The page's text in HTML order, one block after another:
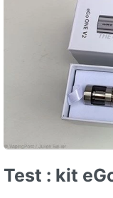
Test : kit